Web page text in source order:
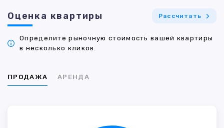
Оценка квартиры Рассчитать
Определите рыночную стоимость вашей квартиры
в несколько кликов.
ПРОДАЖА АРЕНДА